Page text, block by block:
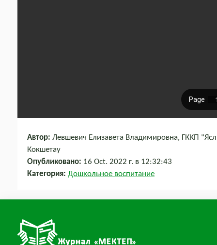
Автор: Левшевич Елизавета Владимировна, ГККП
Кокшетау
Опубликовано: 16 Oct. 2022 г. в 12:32:43
Категория: Дошкольное воспитание